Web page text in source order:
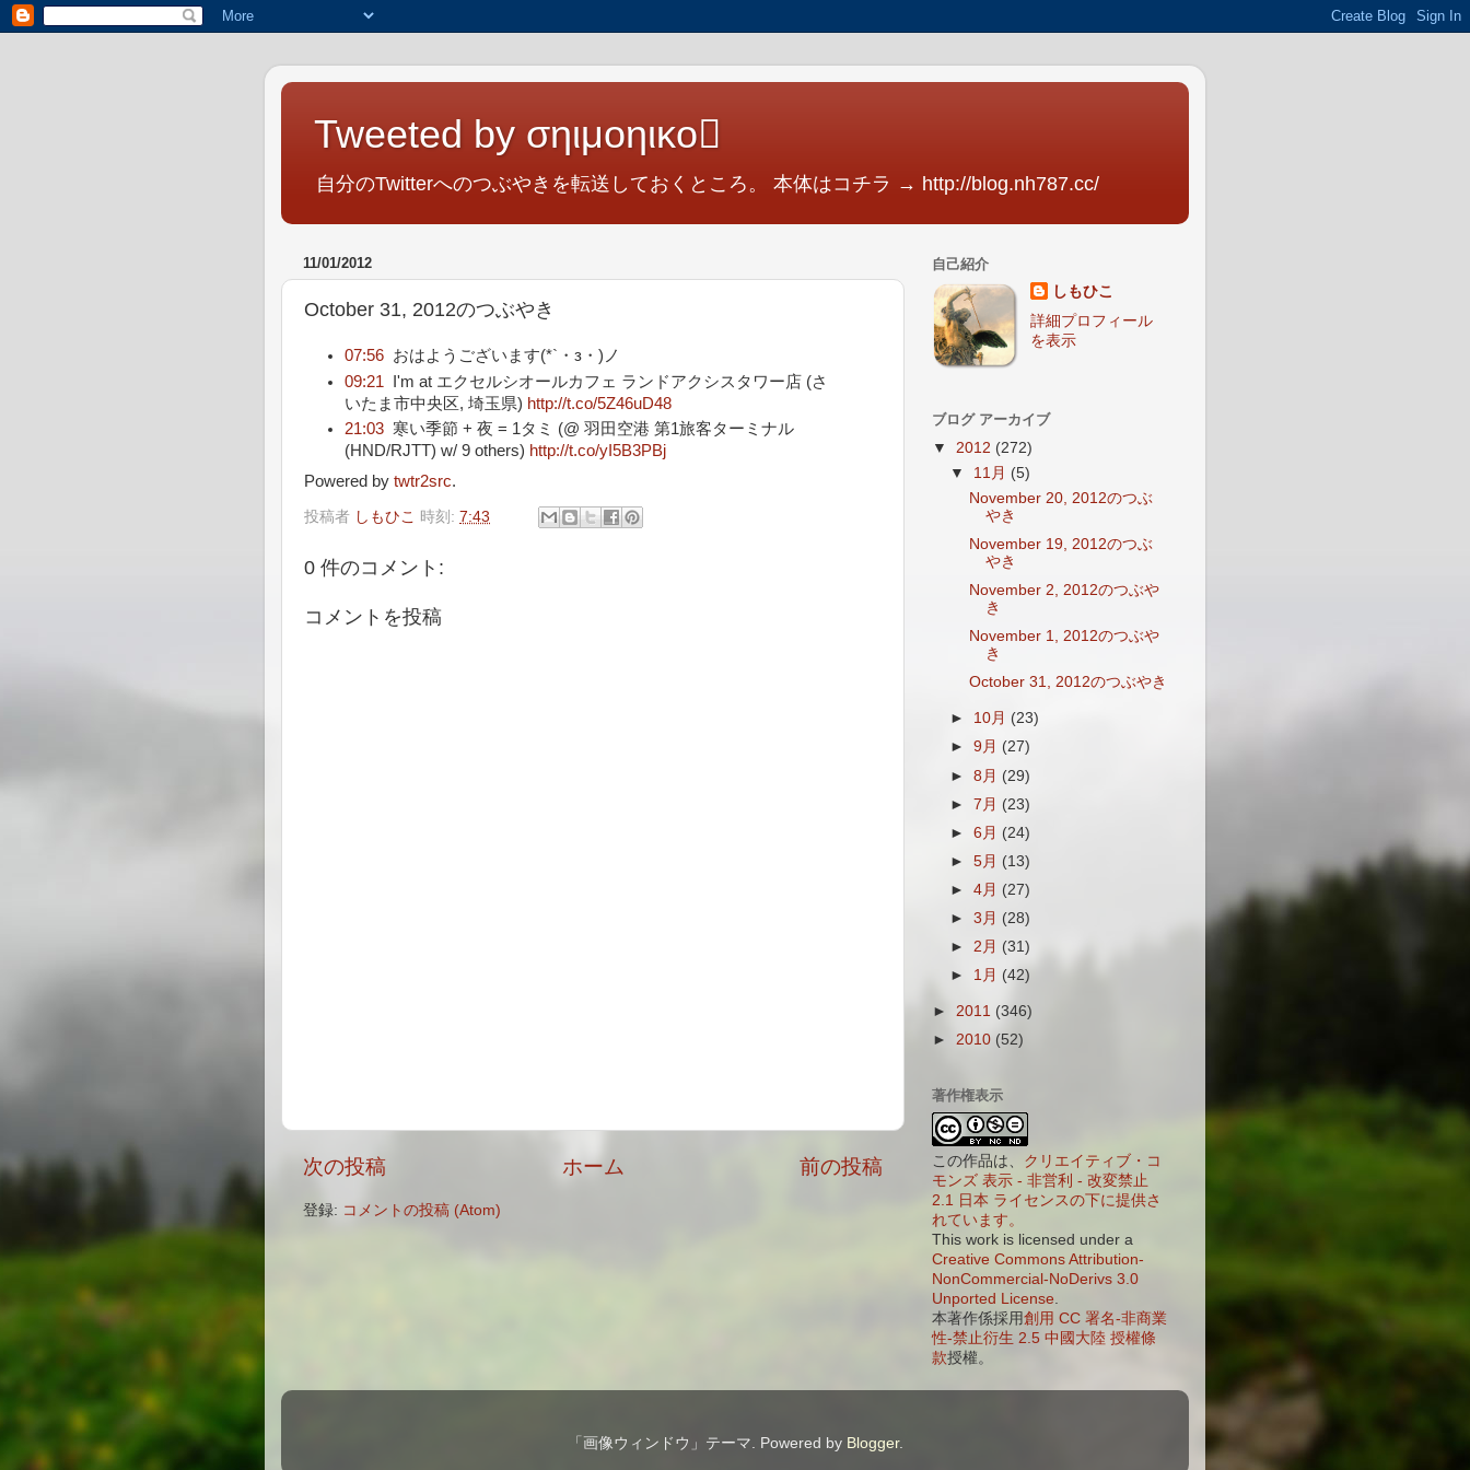
Tweeted by σηιμοηικο
自分のTwitterへのつぶやきを転送しておくところ。 本体はコチラ → http://blog.nh787.cc/
11/01/2012
October 31, 2012のつぶやき
07:56 おはようございます(*`・з・)ノ
09:21
I'm at エクセルシオールカフェ ランドアクシスタワー店 (さ
いたま市中央区, 埼玉県) http://t.co/5Z46uD48
21:03 寒い季節 + 夜 = 1タミ (@ 羽田空港 第1旅客ターミナル
(HND/RJTT) w/ 9 others) http://t.co/yI5B3PBj
Powered by twtr2src.
投稿者 しもひこ 時刻: 7:43
0 件のコメント:
コメントを投稿
次の投稿 前の投稿
ホーム
登録: コメントの投稿 (Atom)
自己紹介
しもひこ
詳細プロフィール
を表示
ブログ アーカイブ
▼ 2012 (272)
▼ 11月 (5)
November 20, 2012のつぶ
やき
November 19, 2012のつぶ
やき
November 2, 2012のつぶや
き
November 1, 2012のつぶや
き
October 31, 2012のつぶやき
► 10月 (23)
►9月 (27)
►8月 (29)
►7月 (23)
►6月 (24)
►5月 (13)
►4月 (27)
►3月 (28)
►2月 (31)
► 1月 (42)
► 2011 (346)
► 2010 (52)
著作権表示
この作品は、 クリエイティブ・コ
モンズ 表示 - 非営利 - 改変禁止
2.1 日本 ライセンスの下に提供さ
れています。
This work is licensed under a
Creative Commons Attribution-
NonCommercial-NoDerivs 3.0
Unported License.
本著作係採用創用 CC 署名-非商業
性-禁止衍生 2.5 中國大陸 授權條
款授權。
「画像ウィンドウ」テーマ. Powered by Blogger.